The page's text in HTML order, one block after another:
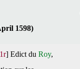
1598)
]Edict duRoy,